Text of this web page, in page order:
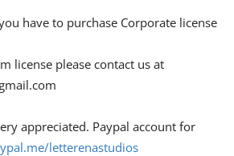
have to purchase Corporate license
license please contact us at
appreciated. Paypal account for
letterenastudios